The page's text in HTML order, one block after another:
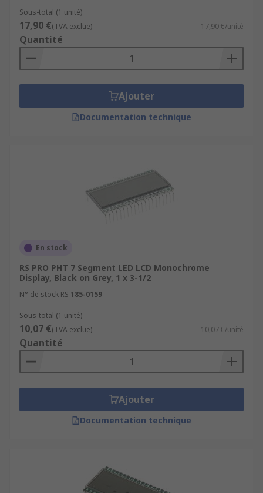
Sous-total (1 unité)
17,90 €(TVA exclue) 17,90 €/unité
Quantité
Ajouter
Documentation technique
En stock
RS PRO PHT 7 Segment LED LCD Monochrome
Display, Black on Grey, 1 x 3-1/2
N° de stock RS 185-0159
Sous-total (1 unité)
10,07 €(TVA exclue) 10,07 €/unité
Quantité
Ajouter
Documentation technique